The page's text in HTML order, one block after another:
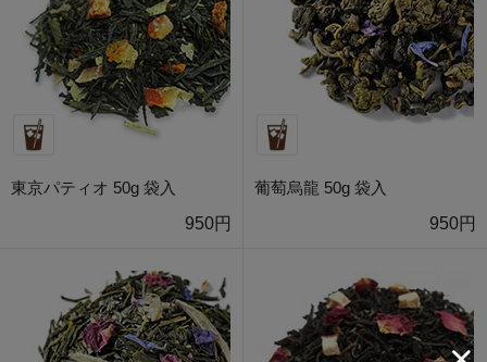
東京パティオ 50g 袋入
950円
葡萄烏龍 50g 袋入
950円